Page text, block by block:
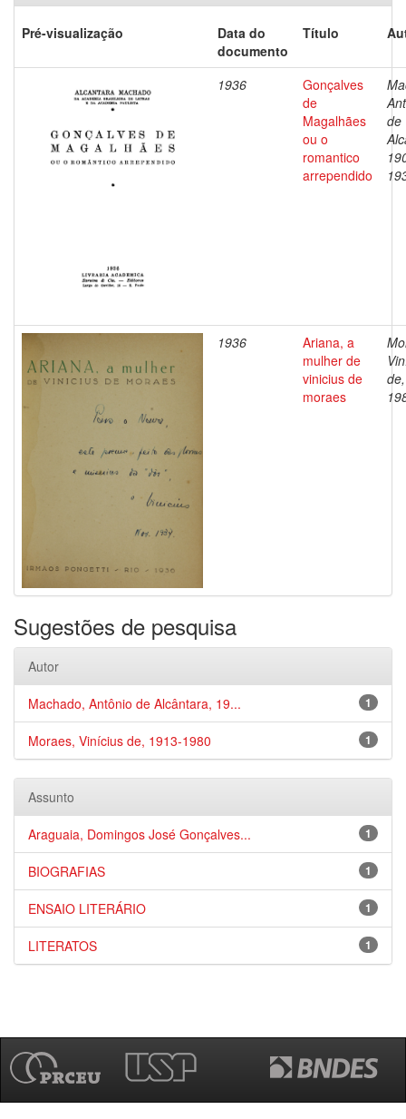
Pré-visualização
Data do
documento
Título
1936
Gonçalves
de
Magalhães
ou o
romantico
arrependido
de
1936
Ariana, a
mulher de
vinicius de
moraes
Sugestões de pesquisa
Autor
1
Machado, Antônio de Alcântara, 19...
1
Moraes, Vinícius de, 1913-1980
Assunto
1
Araguaia, Domingos José Gonçalves...
1
BIOGRAFIAS
1
ENSAIO LITERÁRIO
1
LITERATOS